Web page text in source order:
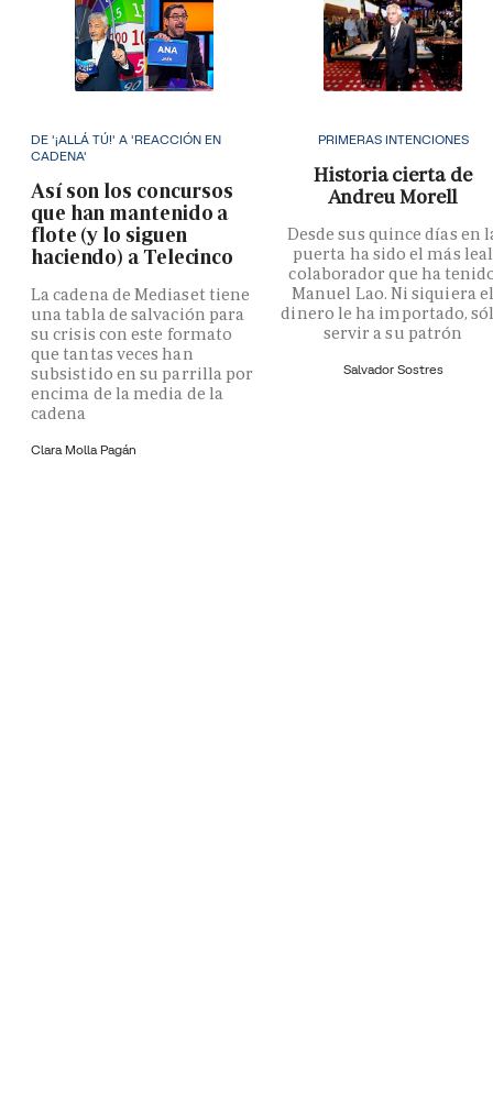
DE '¡ALLÁ TÚ!' A 'REACCIÓN EN
CADENA'
Así son los concursos
que han mantenido a
flote (y lo siguen
haciendo) a Telecinco
La cadena de Mediaset tiene
una tabla de salvación para
su crisis con este formato
que tantas veces han
subsistido en su parrilla por
encima de la media de la
cadena
Clara Molla Pagán
PRIMERAS INTENCIONES
Historia cierta de
Andreu Morell
Desde sus quince días en
puerta ha sido el más leal
colaborador que ha
Manuel Lao. Ni siquiera
dinero le ha importado,
servir a su patrón
Salvador Sostres